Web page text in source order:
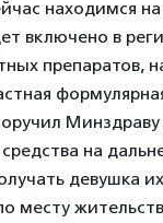
находимся на
включено в
препаратов,
на
девушка
месту